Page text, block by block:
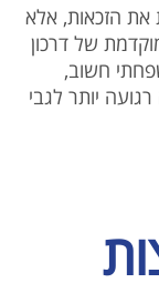
את הזכאות, אלא
של דרכון
חשוב,
יותר לגבי